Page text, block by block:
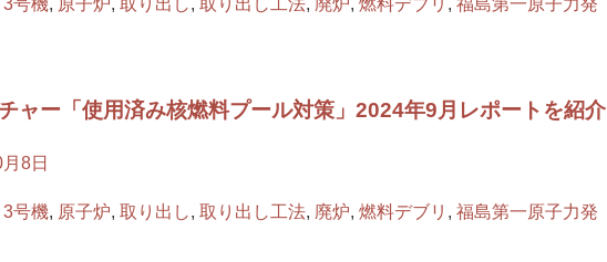
3号機, 原子炉, 取り出し, 取り出し工法, 廃炉, 燃料デブリ , 福島第一原子力発
ャー「使用済み核燃料プール対策」2024年9月レポートを紹介
8日
3号機, 原子炉, 取り出し, 取り出し工法, 廃炉, 燃料デブリ , 福島第一原子力発